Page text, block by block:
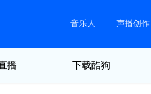
音乐人 声播创作
播 下载酷狗